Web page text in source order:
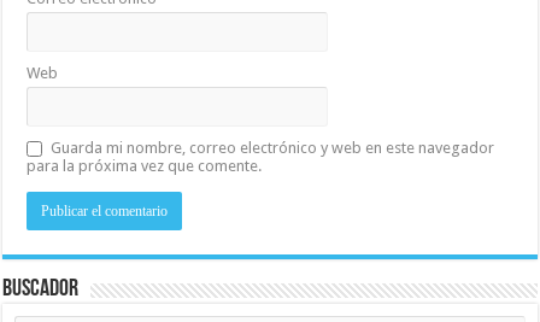
Web
Guarda mi nombre, correo electrónico y web en este navegador
para la próxima vez que comente.
Buscador